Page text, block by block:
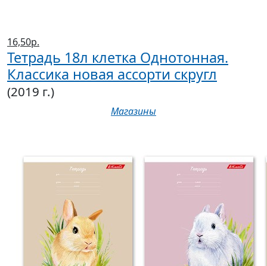
16,50р.
Тетрадь 18л клетка Однотонная.
Классика новая ассорти скругл
(2019 г.)
Магазины